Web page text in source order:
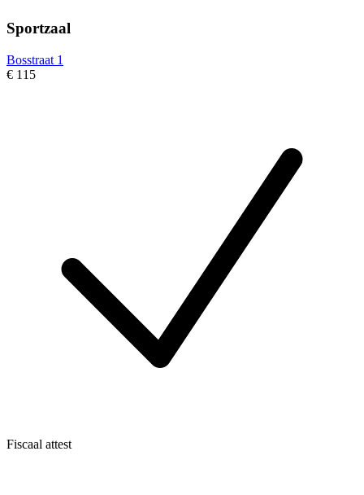
Sportzaal
Bosstraat 1
€ 115
Fiscaal attest